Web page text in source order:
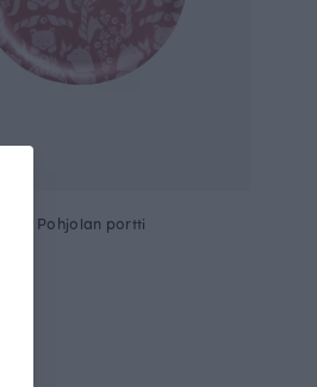
Pohjolan portti